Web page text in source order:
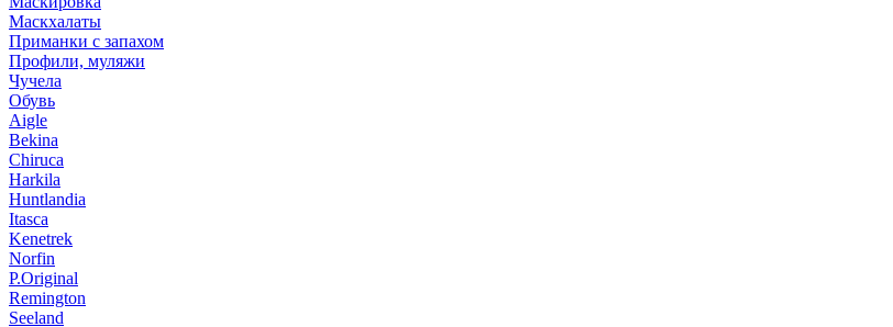
Маскхалаты
Приманки с запахом
Профили, муляжи
Чучела
Обувь
Aigle
Bekina
Chiruсa
Harkila
Huntlandia
Itasca
Kenetrek
Norfin
P.Original
Remington
Seeland